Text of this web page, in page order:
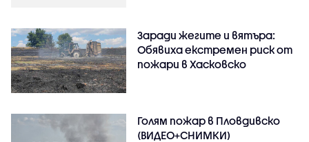
Заради жегите и вятъра:
Обявиха екстремен риск от
пожари в Хасковско
Голям пожар в Пловдивско
(ВИДЕО+СНИМКИ)